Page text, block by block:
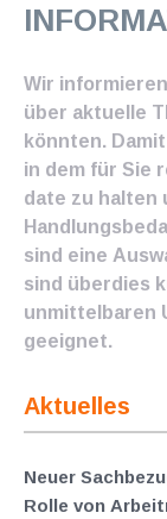
Wir
über aktuelle
könnten.
in dem für Sie
date zu halten
sind eine
sind überdies
unmittelbaren
geeignet.
Aktuelles
Neuer
Rolle von